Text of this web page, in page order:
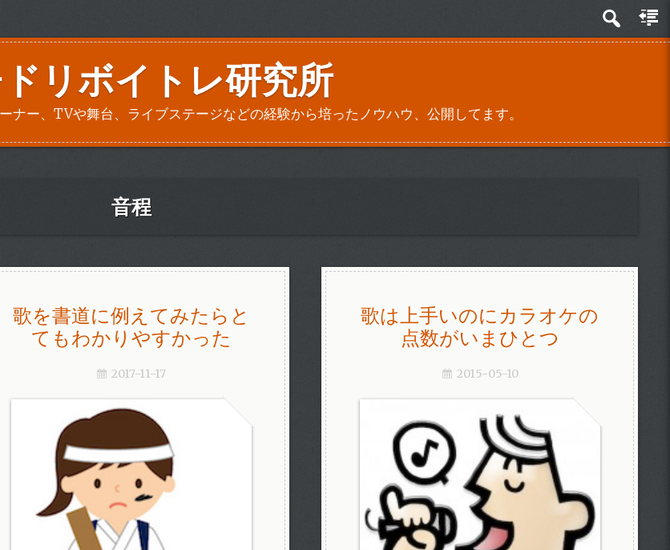
リボイトレ研究所
ナー、TVや舞台、ライブステージなどの経験から培ったノウハウ、公開してます。
音程
歌を書道に例えてみたらと
てもわかりやすかった
2017-11-17
歌は上手いのにカラオケの
点数がいまひとつ
2015-05-10